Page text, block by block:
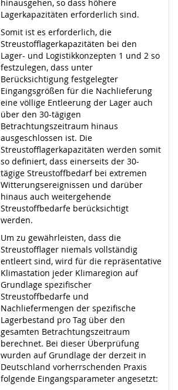
hinausgehen, so dass höhere
Lagerkapazitäten erforderlich sind.
Somit ist es erforderlich, die
Streustofflagerkapazitäten bei den
Lager- und Logistikkonzepten 1 und 2 so
festzulegen, dass unter
Berücksichtigung festgelegter
Eingangsgrößen für die Nachlieferung
eine völlige Entleerung der Lager auch
über den 30-tägigen
Betrachtungszeitraum hinaus
ausgeschlossen ist. Die
Streustofflagerkapazitäten werden somit
so definiert, dass einerseits der 30-
tägige Streustoffbedarf bei extremen
Witterungsereignissen und darüber
hinaus auch weitergehende
Streustoffbedarfe berücksichtigt
werden.
Um zu gewährleisten, dass die
Streustofflager niemals vollständig
entleert sind, wird für die repräsentative
Klimastation jeder Klimaregion auf
Grundlage spezifischer
Streustoffbedarfe und
Nachliefermengen der spezifische
Lagerbestand pro Tag über den
gesamten Betrachtungszeitraum
berechnet. Bei dieser Überprüfung
wurden auf Grundlage der derzeit in
Deutschland vorherrschenden Praxis
folgende Eingangsparameter angesetzt: